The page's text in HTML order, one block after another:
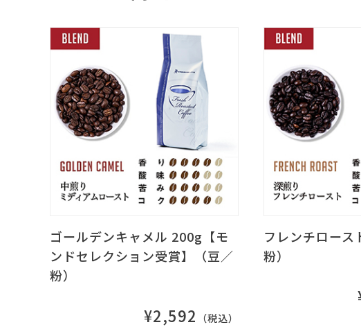
ゴールデンキャメル 200g【モ
ンドセレクション受賞】（豆／
粉）
¥2,592 （税込）
フレンチロー
粉）